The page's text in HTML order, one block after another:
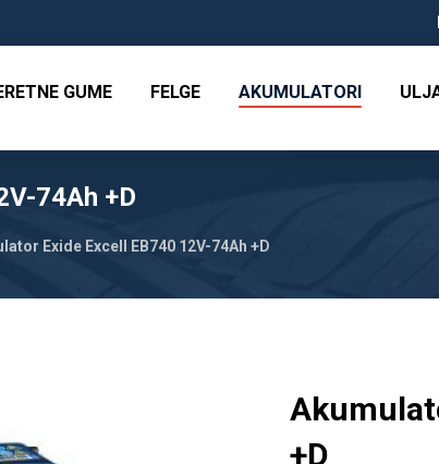
GUME FELGE AKUMULATORI
74Ah +D
Exide Excell EB740 12V-74Ah +D
+D